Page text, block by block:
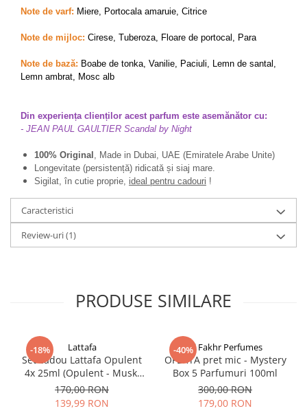
Note de varf: Miere, Portocala amaruie, Citrice
Note de mijloc: Cirese, Tuberoza, Floare de portocal, Para
Note de bază: Boabe de tonka, Vanilie, Paciuli, Lemn de santal,
Lemn ambrat, Mosc alb
Din experiența clienților acest parfum este asemănător cu:
- JEAN PAUL GAULTIER Scandal by Night
100% Original , Made in Dubai, UAE (Emiratele Arabe Unite)
Longevitate (persistență) ridicată și siaj mare.
Sigilat, în cutie proprie, ideal pentru cadouri !
Caracteristici
Review-uri(1)
PRODUSE SIMILARE
-18% Lattafa
Set cadou Lattafa Opulent
4x 25ml (Opulent - Musk,
Oud, Red, Dubai)
170,00 RON
139,99 RON
-40%Al Fakhr Perfumes
OFERTA pret mic - Mystery
Box 5 Parfumuri 100ml
300,00 RON
179,00 RON